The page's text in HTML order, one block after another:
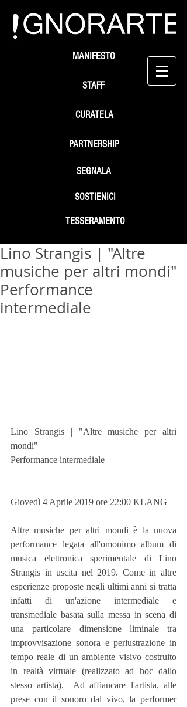
STAFF
SEGNALA
SOSTIENICI
MANIFESTO
PARTNERSHIP
TESSERAMENTO
CURATELA
Lino Strangis | "Altre
musiche per altri mondi"
Performance
intermediale
Lino Strangis | "Altre musiche per altri
mondi"
Performance intermediale
Giovedì 4 Aprile 2019 ore 22:00 KLANG
Altre musiche per altri mondi è la nuova
performance legata all'omonimo album di
musica elettronica sperimentale di Lino
Strangis in uscita nel 2019. Come in altre
esperienze proposte negli ultimi anni si tratta
infatti di un'azione intermediale e
transmediale basata sulla messa in scena di
una particolare dimensione liminale tra
improvvisazione sonora e perlustrazione in
tempo reale di un ambiente visivo costruito
in realtà virtuale (realizzato ad hoc dallo
stesso artista).  Ad affiancare l'artista, alle
prese con il sonoro dal vivo, la performer